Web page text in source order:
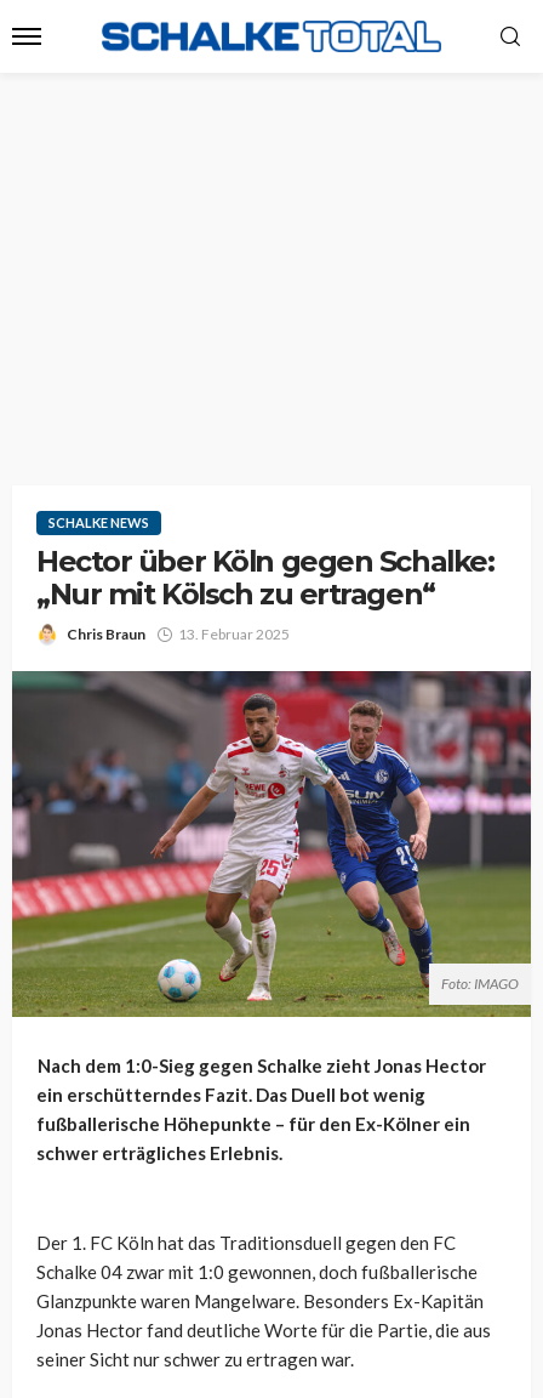
SCHALKE NEWS
Hector über Köln gegen Schalke:
„Nur mit Kölsch zu ertragen“
Chris Braun 13. Februar 2025
Foto: IMAGO
Nach dem 1:0-Sieg gegen Schalke zieht Jonas Hector
ein erschütterndes Fazit. Das Duell bot wenig
fußballerische Höhepunkte – für den Ex-Kölner ein
schwer erträgliches Erlebnis.
Der 1. FC Köln hat das Traditionsduell gegen den FC
Schalke 04 zwar mit 1:0 gewonnen, doch fußballerische
Glanzpunkte waren Mangelware. Besonders Ex-Kapitän
Jonas Hector fand deutliche Worte für die Partie, die aus
seiner Sicht nur schwer zu ertragen war.